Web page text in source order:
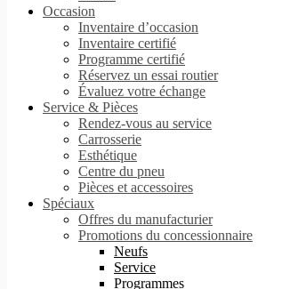
Occasion
Inventaire d’occasion
Inventaire certifié
Programme certifié
Réservez un essai routier
Évaluez votre échange
Service & Pièces
Rendez-vous au service
Carrosserie
Esthétique
Centre du pneu
Pièces et accessoires
Spéciaux
Offres du manufacturier
Promotions du concessionnaire
Neufs
Service
Programmes